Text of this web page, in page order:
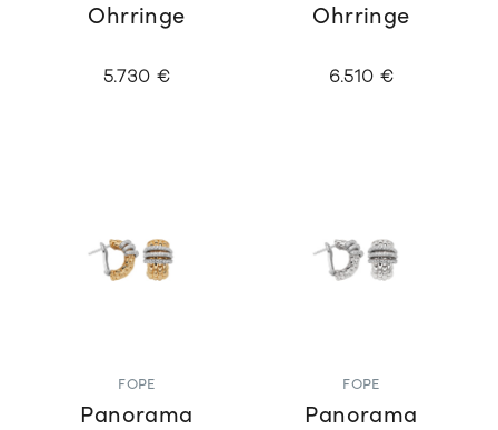
Ohrringe
5.730 €
Ohrringe
6.510 €
FOPE
Panorama
FOPE
Panorama